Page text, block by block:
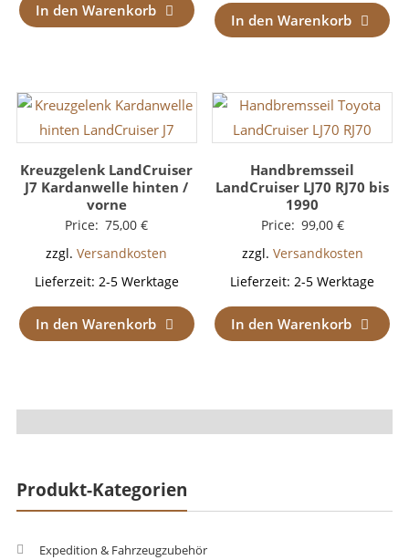
In den Warenkorb
In den Warenkorb
Kreuzgelenk LandCruiser
J7 Kardanwelle hinten /
vorne
Price: 75,00€
zzgl.Versandkosten
Lieferzeit: 2-5 Werktage
In den Warenkorb
Handbremsseil
LandCruiser LJ70 RJ70 bis
1990
Price: 99,00 €
zzgl. Versandkosten
Lieferzeit:2-5 Werktage
In den Warenkorb
Produkt-Kategorien
Expedition & Fahrzeugzubehör